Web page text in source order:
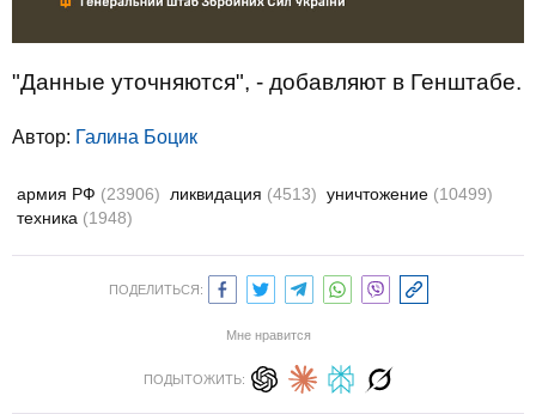
"Данные уточняются", - добавляют в Генштабе.
Автор: Галина Боцик
армия РФ (23906) ликвидация (4513) уничтожение (10499)
техника (1948)
ПОДЕЛИТЬСЯ:
Мне нравится
ПОДЫТОЖИТЬ: